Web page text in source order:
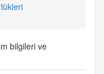
bilgileri ve